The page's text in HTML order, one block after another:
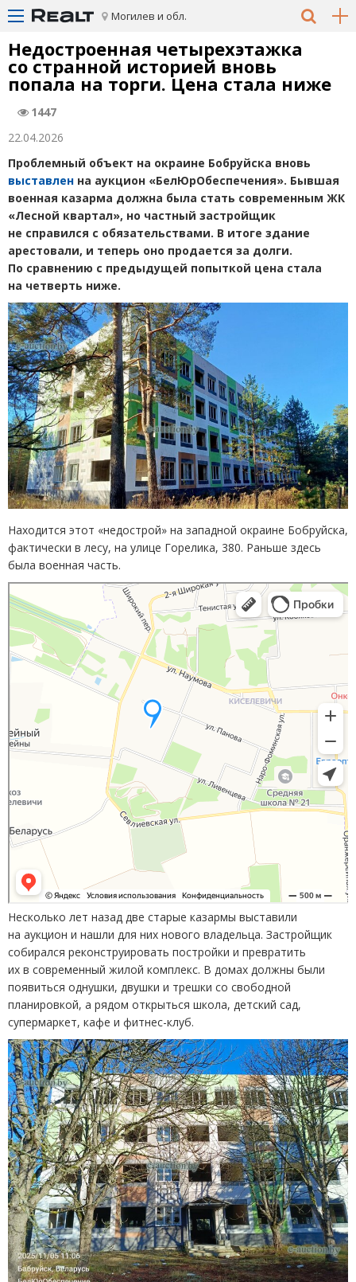
Могилев и обл.
Недостроенная четырехэтажка
со странной историей вновь
попала на торги. Цена стала ниже
1447
22.04.2026
Проблемный объект на окраине Бобруйска вновь
выставлен на аукцион «БелЮрОбеспечения». Бывшая
военная казарма должна была стать современным ЖК
«Лесной квартал», но частный застройщик
не справился с обязательствами. В итоге здание
арестовали, и теперь оно продается за долги.
По сравнению с предыдущей попыткой цена стала
на четверть ниже.
Находится этот «недострой» на западной окраине Бобруйска,
фактически в лесу, на улице Горелика, 380. Раньше здесь
была военная часть.
Яндекс Карты — транспорт, навигация, поиск мест
Несколько лет назад две старые казармы выставили
на аукцион и нашли для них нового владельца. Застройщик
собирался реконструировать постройки и превратить
их в современный жилой комплекс. В домах должны были
появиться однушки, двушки и трешки со свободной
планировкой, а рядом открыться школа, детский сад,
супермаркет, кафе и фитнес-клуб.